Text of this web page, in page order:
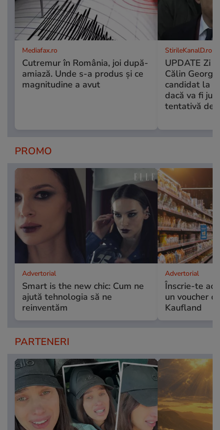
Mediafax.ro
Cutremur în România, joi după-
amiază. Unde s-a produs și ce
magnitudine a avut
StirileKanalD.ro
UPDATE Zi
Călin
candidat la
dacă va fi
tentativă de
PROMO
Advertorial
Smart is the new chic: Cum ne
ajută tehnologia să ne
reinventăm
Advertorial
Înscrie-te
un voucher
Kaufland
PARTENERI